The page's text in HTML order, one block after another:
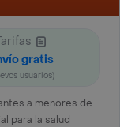
gratis
usuarios)
a menores de
para la salud